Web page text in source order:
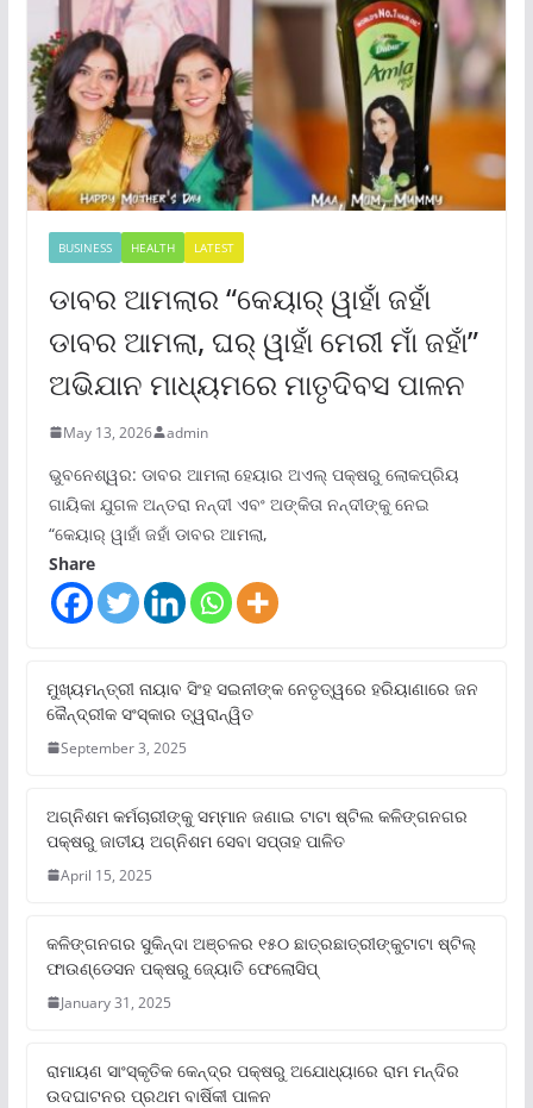
BUSINESS HEALTH LATEST
ଡାବର ଆମଲାର “କେୟାର୍ ୱାହାଁ ଜହାଁ
ଡାବର ଆମଲା, ଘର୍ ୱାହାଁ ମେରୀ ମାଁ ଜହାଁ”
ଅଭିଯାନ ମାଧ୍ୟମରେ ମାତୃଦିବସ ପାଳନ
May 13, 2026 admin
ଭୁବନେଶ୍ୱର: ଡାବର ଆମଲା ହେୟାର ଅଏଲ୍ ପକ୍ଷରୁ ଲୋକପ୍ରିୟ
ଗାୟିକା ଯୁଗଳ ଅନ୍ତରା ନନ୍ଦୀ ଏବଂ ଅଙ୍କିତା ନନ୍ଦୀଙ୍କୁ ନେଇ
“କେୟାର୍ ୱାହାଁ ଜହାଁ ଡାବର ଆମଲା,
Share
ମୁଖ୍ୟମନ୍ତ୍ରୀ ନାୟାବ ସିଂହ ସଇନୀଙ୍କ ନେତୃତ୍ୱରେ ହରିୟାଣାରେ ଜନ
କୈନ୍ଦ୍ରୀକ ସଂସ୍କାର ତ୍ୱରାନ୍ୱିତ
September 3, 2025
ଅଗ୍ନିଶମ କର୍ମଚାରୀଙ୍କୁ ସମ୍ମାନ ଜଣାଇ ଟାଟା ଷ୍ଟିଲ କଳିଙ୍ଗନଗର
ପକ୍ଷରୁ ଜାତୀୟ ଅଗ୍ନିଶମ ସେବା ସପ୍ତାହ ପାଳିତ
April 15, 2025
କଳିଙ୍ଗନଗର ସୁକିନ୍ଦା ଅଞ୍ଚଳର ୧୫୦ ଛାତ୍ରଛାତ୍ରୀଙ୍କୁଟାଟା ଷ୍ଟିଲ୍
ଫାଉଣ୍ଡେସନ ପକ୍ଷରୁ ଜ୍ୟୋତି ଫେଲୋସିପ୍‌
January 31, 2025
ରାମାୟଣ ସାଂସ୍କୃତିକ କେନ୍ଦ୍ର ପକ୍ଷରୁ ଅଯୋଧ୍ୟାରେ ରାମ ମନ୍ଦିର
ଉଦଘାଟନର ପ୍ରଥମ ବାର୍ଷିକୀ ପାଳନ